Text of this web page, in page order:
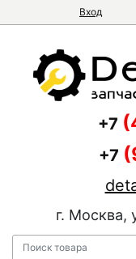
Вход
+7
+7
г. Москва,